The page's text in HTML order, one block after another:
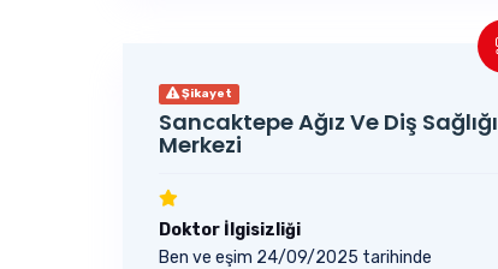
Şikayet
Sancaktepe Ağız Ve Diş Sağlığı
Merkezi
Doktor İlgisizliği
Ben ve eşim 24/09/2025 tarihinde